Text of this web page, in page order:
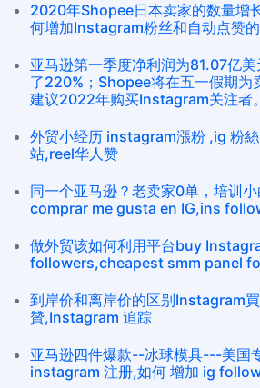
2020年Shopee日本卖家的数量增
何增加Instagram粉丝和自动点赞
亚马逊第一季度净利润为81.07亿
了220%；Shopee将在五一假期为
建议2022年购买Instagram关注者。
外贸小经历 instagram漲粉 ,ig 粉
站,reel华人赞
同一个亚马逊？老卖家0单，培训小
comprar me gusta en IG,ins
做外贸该如何利用平台buy
followers,cheapest smm panel
到岸价和离岸价的区别Instagram
贊,Instagram 追踪
亚马逊四件爆款--冰球模具---美国
instagram 注册,如何 增加 ig